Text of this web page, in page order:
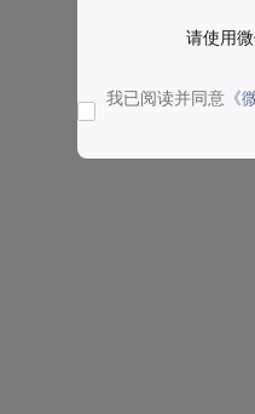
请使用
我已阅读并同意 《